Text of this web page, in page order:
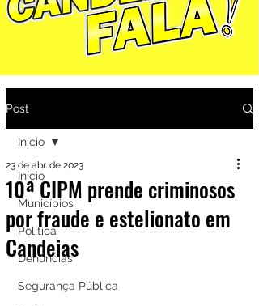
Post
Início
Municípios
Política
Denúncias
Segurança Pública
Início
10ª CIPM prende criminosos
por fraude e estelionato em
Candeias
23 de abr. de 2023